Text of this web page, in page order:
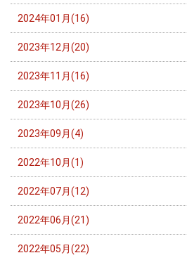
2024年01月(16)
2023年12月(20)
2023年11月(16)
2023年10月(26)
2023年09月(4)
2022年10月(1)
2022年07月(12)
2022年06月(21)
2022年05月(22)